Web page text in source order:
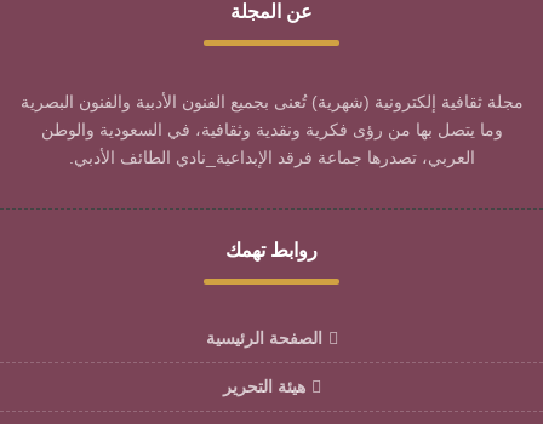
عن المجلة
مجلة ثقافية إلكترونية (شهرية) تُعنى بجميع الفنون الأدبية والفنون البصرية
وما يتصل بها من رؤى فكرية ونقدية وثقافية، في السعودية والوطن
العربي، تصدرها جماعة فرقد الإبداعية_نادي الطائف الأدبي.
روابط تهمك
الصفحة الرئيسية
هيئة التحرير